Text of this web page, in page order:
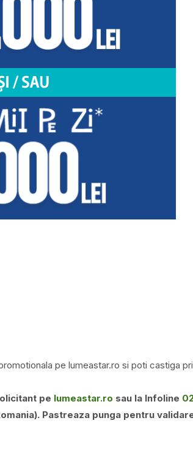
pe lumeastar.ro si poti castiga
pe lumeastar.ro sau la Infoline
Pastreaza punga pentru